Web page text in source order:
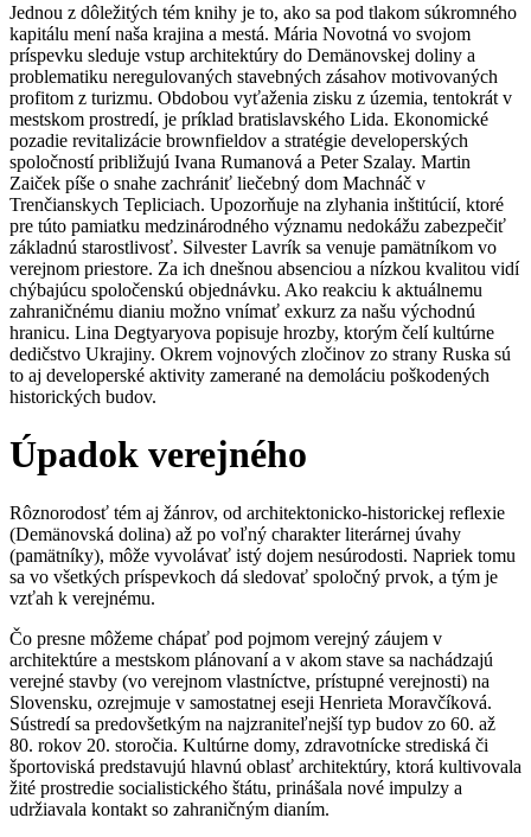
Jednou z dôležitých tém knihy je to, ako sa pod tlakom súkromného
kapitálu mení naša krajina a mestá. Mária Novotná vo svojom
príspevku sleduje vstup architektúry do Demänovskej doliny a
problematiku neregulovaných stavebných zásahov motivovaných
profitom z turizmu. Obdobou vyťaženia zisku z územia, tentokrát v
mestskom prostredí, je príklad bratislavského Lida. Ekonomické
pozadie revitalizácie brownfieldov a stratégie developerských
spoločností približujú Ivana Rumanová a Peter Szalay. Martin
Zaiček píše o snahe zachrániť liečebný dom Machnáč v
Trenčianskych Tepliciach. Upozorňuje na zlyhania inštitúcií, ktoré
pre túto pamiatku medzinárodného významu nedokážu zabezpečiť
základnú starostlivosť. Silvester Lavrík sa venuje pamätníkom vo
verejnom priestore. Za ich dnešnou absenciou a nízkou kvalitou vidí
chýbajúcu spoločenskú objednávku. Ako reakciu k aktuálnemu
zahraničnému dianiu možno vnímať exkurz za našu východnú
hranicu. Lina Degtyaryova popisuje hrozby, ktorým čelí kultúrne
dedičstvo Ukrajiny. Okrem vojnových zločinov zo strany Ruska sú
to aj developerské aktivity zamerané na demoláciu poškodených
historických budov.
Úpadok verejného
Rôznorodosť tém aj žánrov, od architektonicko-historickej reflexie
(Demänovská dolina) až po voľný charakter literárnej úvahy
(pamätníky), môže vyvolávať istý dojem nesúrodosti. Napriek tomu
sa vo všetkých príspevkoch dá sledovať spoločný prvok, a tým je
vzťah k verejnému.
Čo presne môžeme chápať pod pojmom verejný záujem v
architektúre a mestskom plánovaní a v akom stave sa nachádzajú
verejné stavby (vo verejnom vlastníctve, prístupné verejnosti) na
Slovensku, ozrejmuje v samostatnej eseji Henrieta Moravčíková.
Sústredí sa predovšetkým na najzraniteľnejší typ budov zo 60. až
80. rokov 20. storočia. Kultúrne domy, zdravotnícke strediská či
športoviská predstavujú hlavnú oblasť architektúry, ktorá kultivovala
žité prostredie socialistického štátu, prinášala nové impulzy a
udržiavala kontakt so zahraničným dianím.